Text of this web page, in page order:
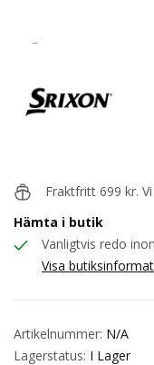
Fraktfritt 699 kr.
Hämta i butik
Vanligtvis redo
Visa
Artikelnummer: N/A
Lagerstatus: I Lager